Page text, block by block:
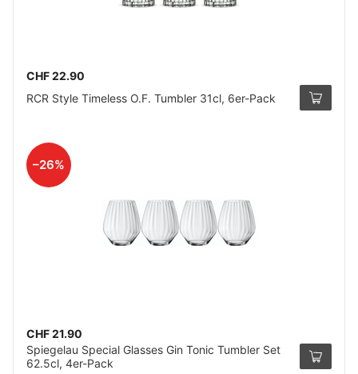
CHF 22.90
RCR Style Timeless O.F. Tumbler 31cl, 6er-Pack
–26%
CHF 21.90
Spiegelau Special Glasses Gin Tonic Tumbler Set
62.5cl, 4er-Pack